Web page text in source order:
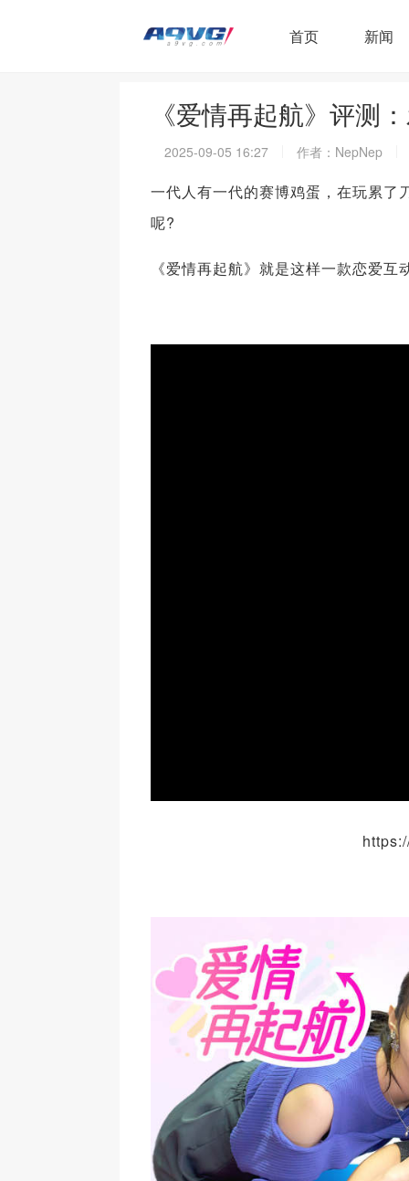
首页 新闻
《爱情再起航》评测
2025-09-05 16:27 作者：NepNep
一代人有一代的赛博鸡蛋，在玩累了
呢?
《爱情再起航》就是这样一款恋爱